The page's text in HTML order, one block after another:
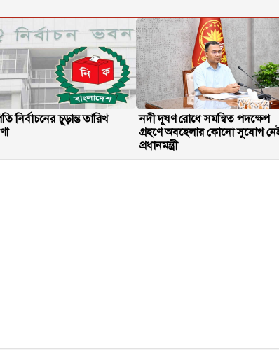
নির্বাচনের চূড়ান্ত তারিখ
নদী দূষণ রোধে সমন্বিত পদক্ষেপ
গ্রহণে অবহেলার কোনো সুযোগ
প্রধানমন্ত্রী